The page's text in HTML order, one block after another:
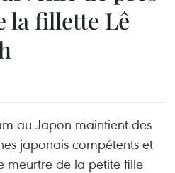
la fillette Lê
au Japon maintient des
japonais compétents et
meurtre de la petite fille